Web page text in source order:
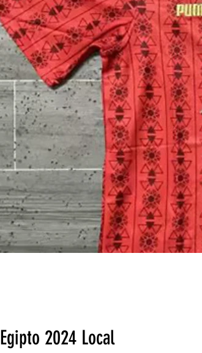
Egipto 2024 Local